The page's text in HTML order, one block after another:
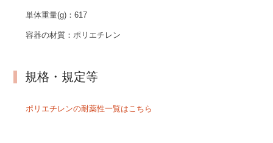
単体重量(g)：617
容器の材質：ポリエチレン
規格・規定等
ポリエチレンの耐薬性一覧はこちら